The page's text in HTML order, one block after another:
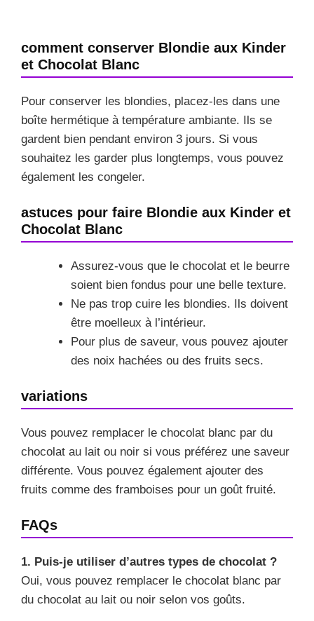
comment conserver Blondie aux Kinder
et Chocolat Blanc
Pour conserver les blondies, placez-les dans une
boîte hermétique à température ambiante. Ils se
gardent bien pendant environ 3 jours. Si vous
souhaitez les garder plus longtemps, vous pouvez
également les congeler.
astuces pour faire Blondie aux Kinder et
Chocolat Blanc
Assurez-vous que le chocolat et le beurre
soient bien fondus pour une belle texture.
Ne pas trop cuire les blondies. Ils doivent
être moelleux à l’intérieur.
Pour plus de saveur, vous pouvez ajouter
des noix hachées ou des fruits secs.
variations
Vous pouvez remplacer le chocolat blanc par du
chocolat au lait ou noir si vous préférez une saveur
différente. Vous pouvez également ajouter des
fruits comme des framboises pour un goût fruité.
FAQs
1. Puis-je utiliser d’autres types de chocolat ?
Oui, vous pouvez remplacer le chocolat blanc par
du chocolat au lait ou noir selon vos goûts.